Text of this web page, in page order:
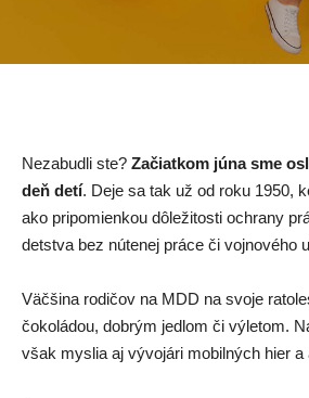
Nezabudli ste? Začiatkom júna sme
deň detí. Deje sa tak už od roku 1950,
ako pripomienkou dôležitosti ochrany
detstva bez nútenej práce či vojnového
Väčšina rodičov na MDD na svoje
čokoládou, dobrým jedlom či výletom.
však myslia aj vývojári mobilných hier a